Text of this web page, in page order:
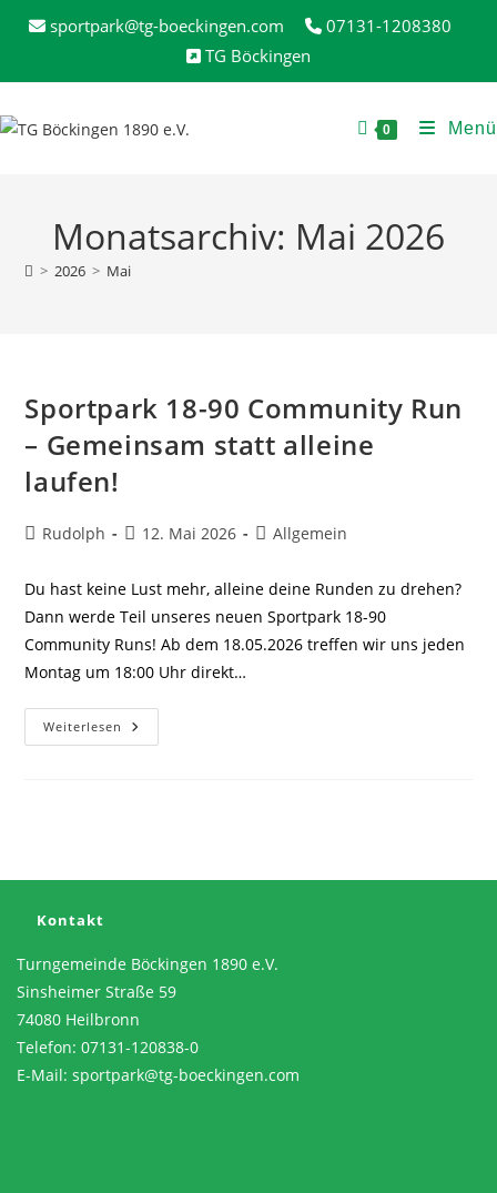
sportpark@tg-boeckingen.com
07131-1208380
TG Böckingen
0 Menü
Monatsarchiv: Mai 2026
> 2026 > Mai
Sportpark 18-90 Community Run
– Gemeinsam statt alleine
laufen!
Beitrags-
Rudolph
Beitrag
12. Mai 2026
Beitrags-
Allgemein
Du hast keine Lust mehr, alleine deine Runden zu drehen?
Dann werde Teil unseres neuen Sportpark 18-90
Community Runs! Ab dem 18.05.2026 treffen wir uns jeden
Montag um 18:00 Uhr direkt…
Weiterlesen Sportpark
18-
Kontakt
Turngemeinde Böckingen 1890 e.V.
Sinsheimer Straße 59
74080 Heilbronn
Telefon: 07131-120838-0
E-Mail: sportpark@tg-boeckingen.com